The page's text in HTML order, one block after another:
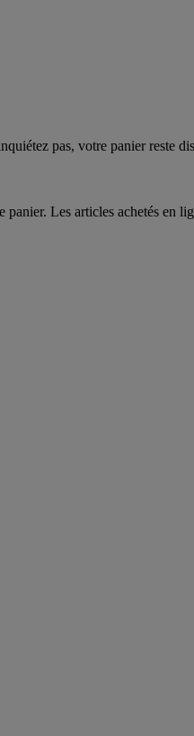
pas, votre panier reste
Les articles achetés en